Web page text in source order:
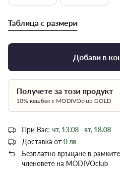
Таблица с размери
Добави в
Получете за този продукт
10% кешбек с MODIVOclub GOLD
При Вас: чт, 13.08 - вт, 18.08
Доставка от 0 лв
Безплатно връщане в
членовете на MODIVOclub